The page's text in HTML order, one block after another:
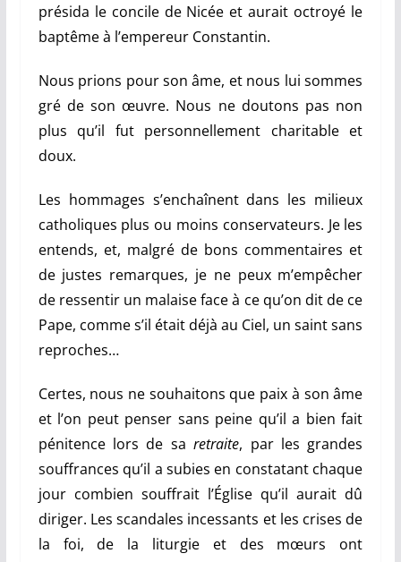
présida le concile de Nicée et aurait octroyé le
baptême à l’empereur Constantin.
Nous prions pour son âme, et nous lui sommes
gré de son œuvre. Nous ne doutons pas non
plus qu’il fut personnellement charitable et
doux.
Les hommages s’enchaînent dans les milieux
catholiques plus ou moins conservateurs. Je les
entends, et, malgré de bons commentaires et
de justes remarques, je ne peux m’empêcher
de ressentir un malaise face à ce qu’on dit de ce
Pape, comme s’il était déjà au Ciel, un saint sans
reproches…
Certes, nous ne souhaitons que paix à son âme
et l’on peut penser sans peine qu’il a bien fait
pénitence lors de saretraite, par les grandes
souffrances qu’il a subies en constatant chaque
jour combien souffrait l’Église qu’il aurait dû
diriger. Les scandales incessants et les crises de
la foi, de la liturgie et des mœurs ont